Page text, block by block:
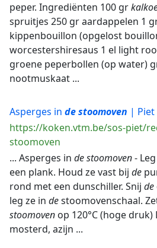
peper. Ingrediënten 100 gr
spruitjes 250 gr aardappelen 1
kippenbouillon (opgelost
worcestershiresaus 1 el light
groene peperbollen (op water)
nootmuskaat ...
Asperges in destoomoven |
https://koken.vtm.be/sos-piet/
stoomoven
... Asperges in destoomoven- Leg
een plank. Houd ze vast bij de
rond met een dunschiller. Snij de
leg ze in destoomovenschaal.
stoomoven op 120°C (hoge druk)
mosterd, azijn ...